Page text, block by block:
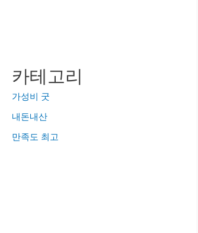
카테고리
가성비 굿
내돈내산
만족도 최고